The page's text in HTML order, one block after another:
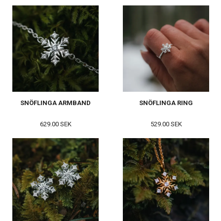
SNÖFLINGA ARMBAND
629.00 SEK
SNÖFLINGA RING
529.00 SEK